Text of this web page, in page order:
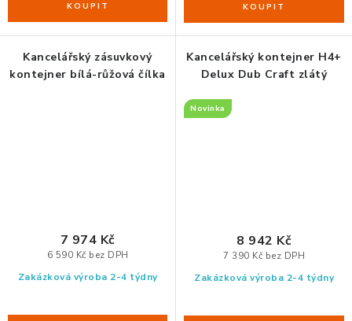
Kancelářský zásuvkový
kontejner bílá-růžová čílka
Zakázková výroba 2-4 týdny
6 590 Kč bez DPH
7 974 Kč
Kancelářský kontejner H4+
Delux Dub Craft zlátý
Novinka
Zakázková výroba 2-4 týdny
7 390 Kč bez DPH
8 942 Kč